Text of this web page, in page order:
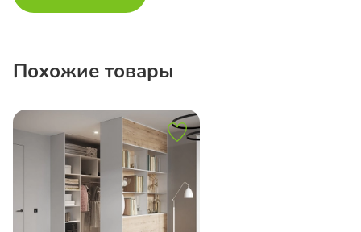
Похожие товары